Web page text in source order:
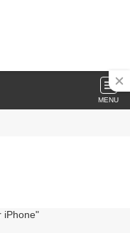
MENU